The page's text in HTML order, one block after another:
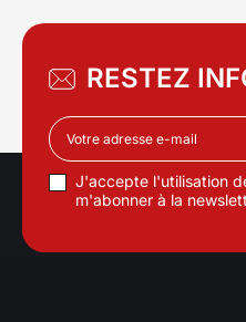
RESTEZ
J'accepte l'utilisation
m'abonner à la